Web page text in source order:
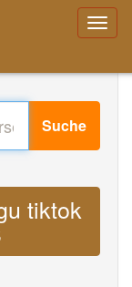
Suche
tiktok